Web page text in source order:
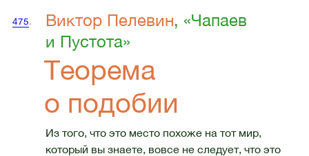
475. Виктор Пелевин, «Чапаев
и Пустота»
Теорема
о подобии
Из того, что это место похоже на тот мир,
который вы знаете, вовсе не следует, что это